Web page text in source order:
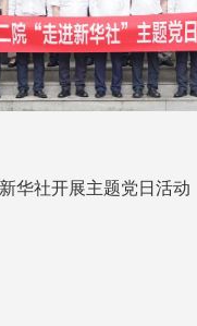
华社开展主题党日活动
医者初心- -哈医大二院
器 精诚仁心护百姓健康